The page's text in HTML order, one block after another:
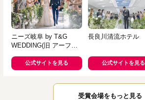
ニーズ岐阜 by T&G
WEDDING(旧 アーフェ
公式サイトを見る
長良川清流ホテル
公式サイトを見る
受賞会場をもっと見る